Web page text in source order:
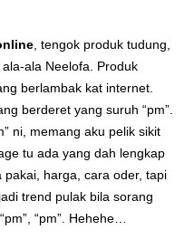
, tengok produk tudung,
ala Neelofa. Produk
berlambak kat internet.
berderet yang suruh “pm”.
ni, memang aku pelik sikit
tu ada yang dah lengkap
harga, cara oder, tapi
trend pulak bila sorang
“pm”. Hehehe…